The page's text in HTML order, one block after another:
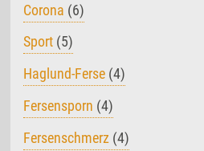
Corona (6)
Sport (5)
Haglund-Ferse (4)
Fersensporn (4)
Fersenschmerz (4)